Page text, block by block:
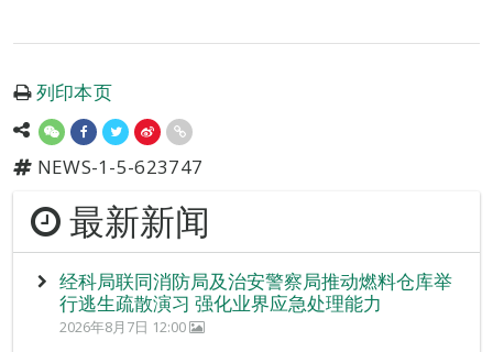
列印本页
NEWS-1-5-623747
最新新闻
经科局联同消防局及治安警察局推动燃料仓库举
行逃生疏散演习 强化业界应急处理能力
2026年8月7日 12:00